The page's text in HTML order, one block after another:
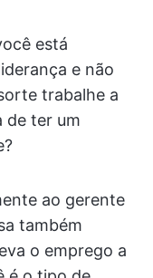
está
e não
trabalhe a
de ter um
ao gerente
também
o emprego a